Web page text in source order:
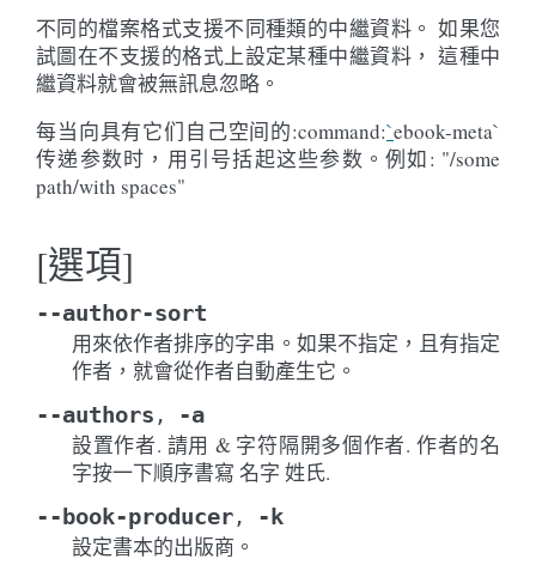
不同的檔案格式支援不同種類的中繼資料。 如果您
試圖在不支援的格式上設定某種中繼資料， 這種中
繼資料就會被無訊息忽略。
每当向具有它们自己空间的:command:`ebook-meta`
传递参数时，用引号括起这些参数。例如: "/some
path/with spaces"
[選項]
--author-sort
用來依作者排序的字串。如果不指定，且有指定
作者，就會從作者自動產生它。
--authors , -a
設置作者. 請用 & 字符隔開多個作者. 作者的名
字按一下順序書寫 名字 姓氏.
--book-producer , -k
設定書本的出版商。